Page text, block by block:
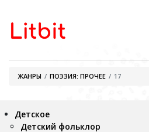
ЖАНРЫ ПОЭЗИЯ: ПРОЧЕЕ 17
Детское
Детский фольклор